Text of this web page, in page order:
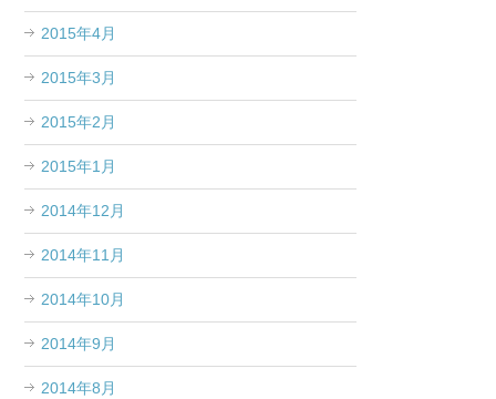
2015年4月
2015年3月
2015年2月
2015年1月
2014年12月
2014年11月
2014年10月
2014年9月
2014年8月